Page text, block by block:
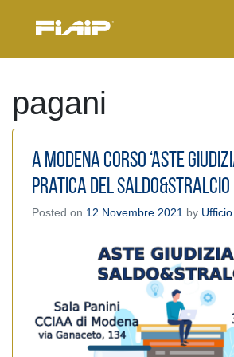
pagani
A Modena Corso ‘Aste
pratica del Saldo&Stralcio
Posted on 12 Novembre 2021 by